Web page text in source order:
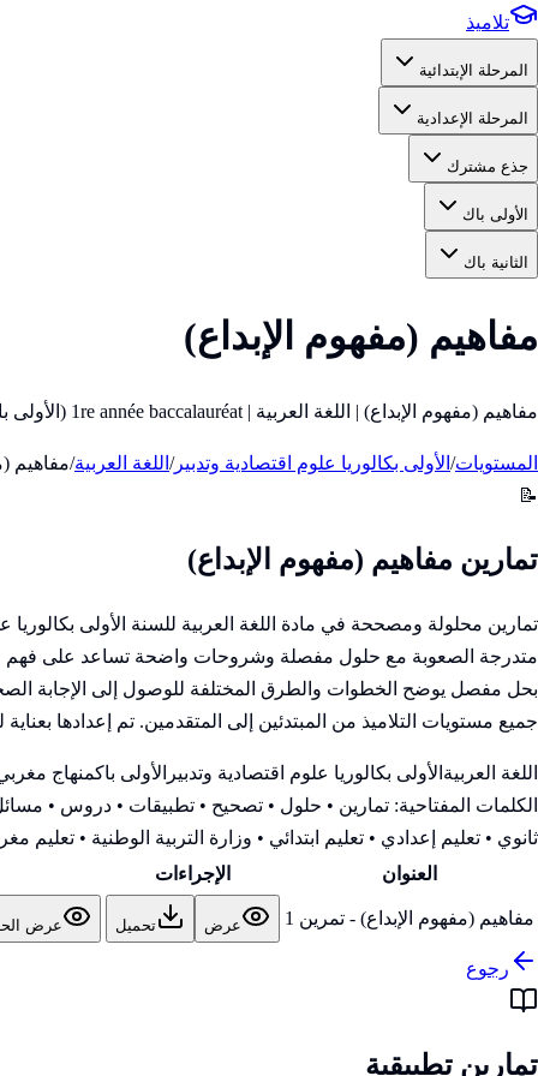
تلاميذ
المرحلة الإبتدائية
المرحلة الإعدادية
جذع مشترك
الأولى باك
الثانية باك
مفاهيم (مفهوم الإبداع)
مفاهيم (مفهوم الإبداع) | اللغة العربية | 1re année baccalauréat (الأولى باك)
المستويات/ الأولى بكالوريا علوم اقتصادية وتدبير/ اللغة العربية/مفاهيم
📝
تمارين مفاهيم (مفهوم الإبداع)
تمارين محلولة ومصححة في مادة اللغة العربية للسنة الأولى
متدرجة الصعوبة مع حلول مفصلة وشروحات واضحة تساعد على فهم
بحل مفصل يوضح الخطوات والطرق المختلفة للوصول إلى الإجابة
جميع مستويات التلاميذ من المبتدئين إلى المتقدمين. تم إعدادها
اللغة العربية الأولى بكالوريا علوم اقتصادية وتدبير الأولى باكمنهاج
الكلمات المفتاحية: تمارين • حلول • تصحيح • تطبيقات • دروس •
ثانوي • تعليم إعدادي • تعليم ابتدائي • وزارة التربية الوطنية • تعليم
العنوان
الإجراءات
مفاهيم (مفهوم الإبداع) - تمرين 1 عرض تحميل عرض
رجوع
تمارين تطبيقية